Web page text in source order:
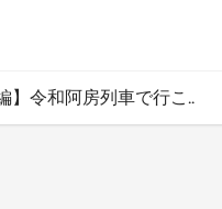
】令和阿房列車で行こ..